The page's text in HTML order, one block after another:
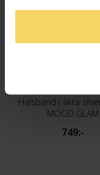
MOOD GLAM
749:-